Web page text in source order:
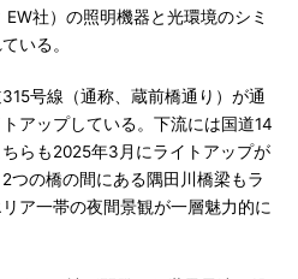
社）の照明機器と光環境のシミ
いる。
号線（通称、蔵前橋通り）が通
アップしている。下流には国道14
らも2025年3月にライトアップが
つの橋の間にある隅田川橋梁もラ
ア一帯の夜間景観が一層魅力的に